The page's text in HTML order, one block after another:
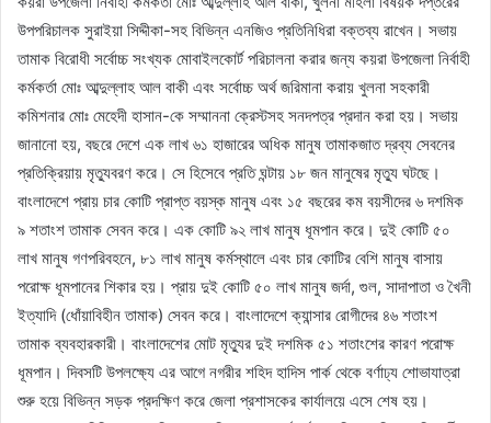
উপপরিচালক সুরাইয়া সিদ্দীকা-সহ বিভিন্ন এনজিও প্রতিনিধিরা বক্তব্য রাখেন। সভায়
তামাক বিরোধী সর্বোচ্চ সংখ্যক মোবাইলকোর্ট পরিচালনা করার জন্য কয়রা উপজেলা নির্বাহী
কর্মকর্তা মোঃ আব্দুল্লাহ আল বাকী এবং সর্বোচ্চ অর্থ জরিমানা করায় খুলনা সহকারী
কমিশনার মোঃ মেহেদী হাসান-কে সম্মাননা ক্রেস্টসহ সনদপত্র প্রদান করা হয়। সভায়
জানানো হয়, বছরে দেশে এক লাখ ৬১ হাজারের অধিক মানুষ তামাকজাত দ্রব্য সেবনের
প্রতিক্রিয়ায় মৃত্যুবরণ করে। সে হিসেবে প্রতি ঘন্টায় ১৮ জন মানুষের মৃত্যু ঘটছে।
বাংলাদেশে প্রায় চার কোটি প্রাপ্ত বয়স্ক মানুষ এবং ১৫ বছরের কম বয়সীদের ৬ দশমিক
৯ শতাংশ তামাক সেবন করে। এক কোটি ৯২ লাখ মানুষ ধূমপান করে। দুই কোটি ৫০
লাখ মানুষ গণপরিবহনে, ৮১ লাখ মানুষ কর্মস্থালে এবং চার কোটির বেশি মানুষ বাসায়
পরোক্ষ ধূমপানের শিকার হয়। প্রায় দুই কোটি ৫০ লাখ মানুষ জর্দা, গুল, সাদাপাতা ও খৈনী
ইত্যাদি (ধোঁয়াবিহীন তামাক) সেবন করে। বাংলাদেশে ক্যান্সার রোগীদের ৪৬ শতাংশ
তামাক ব্যবহারকারী। বাংলাদেশের মোট মৃত্যুর দুই দশমিক ৫১ শতাংশের কারণ পরোক্ষ
ধূমপান। দিবসটি উপলক্ষ্যে এর আগে নগরীর শহিদ হাদিস পার্ক থেকে বর্ণাঢ্য শোভাযাত্রা
শুরু হয়ে বিভিন্ন সড়ক প্রদক্ষিণ করে জেলা প্রশাসকের কার্যালয়ে এসে শেষ হয়।